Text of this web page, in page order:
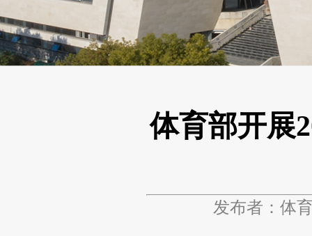
体育部开展
发布者：体